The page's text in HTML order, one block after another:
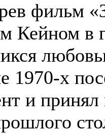
фильм
Кейном в
1970-х
и принял